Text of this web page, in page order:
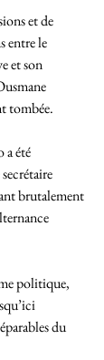
et de
entre le
et son
tombée.
a été
brutalement
politique,
du